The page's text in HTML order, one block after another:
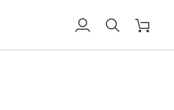
Mijn
account
Zoekopdracht